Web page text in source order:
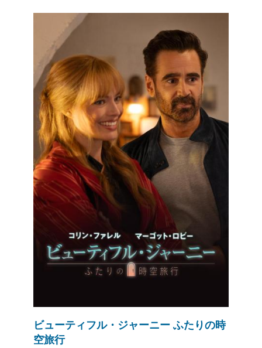
ビューティフル・ジャーニー ふたりの時
空旅行